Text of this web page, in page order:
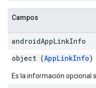
Campos
androidAppLinkInfo
object (AppLinkInfo)
Es la información opcional